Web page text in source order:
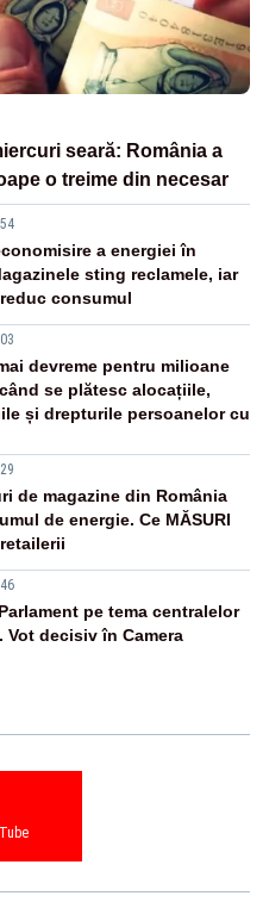
seară: România a
o treime din necesar
a energiei în
sting reclamele, iar
consumul
devreme pentru milioane
se plătesc alocațiile,
și drepturile persoanelor cu
de magazine din România
de energie. Ce MĂSURI
pe tema centralelor
Vot decisiv în Camera